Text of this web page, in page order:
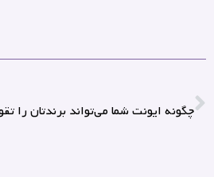
چگونه ایونت شما می‌تواند برندتان را